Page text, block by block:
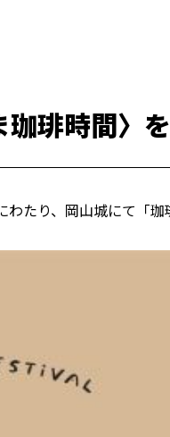
琲時間〉
たり、岡⼭城にて「